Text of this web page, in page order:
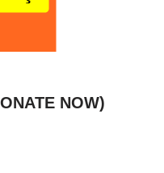
NOW)